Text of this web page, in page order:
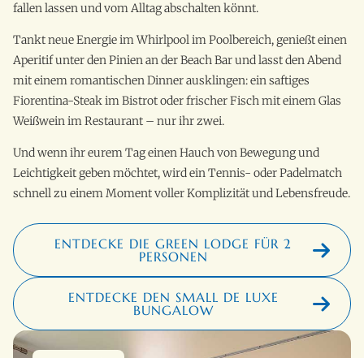
fallen lassen und vom Alltag abschalten könnt.
Tankt neue Energie im Whirlpool im Poolbereich, genießt einen
Aperitif unter den Pinien an der Beach Bar und lasst den Abend
mit einem romantischen Dinner ausklingen: ein saftiges
Fiorentina-Steak im Bistrot oder frischer Fisch mit einem Glas
Weißwein im Restaurant – nur ihr zwei.
Und wenn ihr eurem Tag einen Hauch von Bewegung und
Leichtigkeit geben möchtet, wird ein Tennis- oder Padelmatch
schnell zu einem Moment voller Komplizität und Lebensfreude.
ENTDECKE DIE GREEN LODGE FÜR 2
PERSONEN
ENTDECKE DEN SMALL DE LUXE
BUNGALOW